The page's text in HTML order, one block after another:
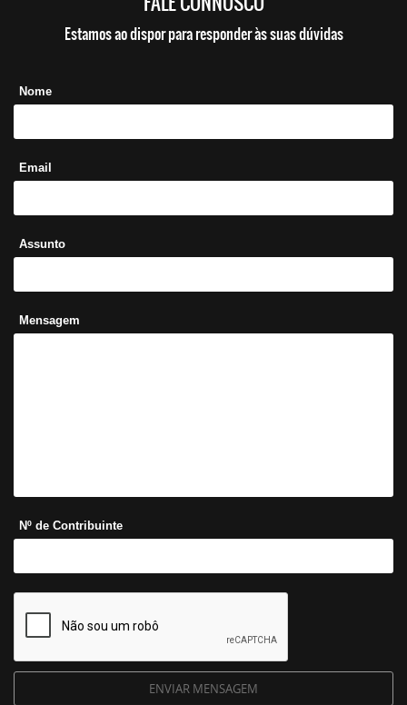
Estamos ao dispor para responder às suas dúvidas
Nome
Email
Assunto
Mensagem
Nº de Contribuinte